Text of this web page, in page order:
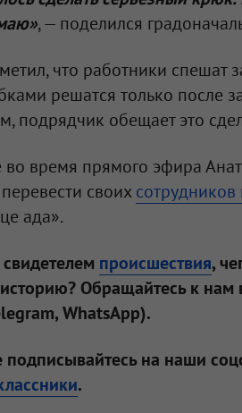
, — поделился
что работники спешат
решатся только после
подрядчик обещает это
во время прямого эфира
своихсотрудников
ада».
свидетелем происшествия,
Обращайтесь к
WhatsApp).
подписывайтесь на наши
.